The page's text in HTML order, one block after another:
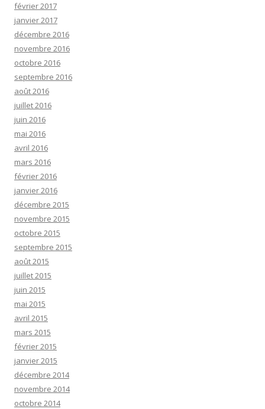
février 2017
janvier 2017
décembre 2016
novembre 2016
octobre 2016
septembre 2016
août 2016
juillet 2016
juin 2016
mai 2016
avril 2016
mars 2016
février 2016
janvier 2016
décembre 2015
novembre 2015
octobre 2015
septembre 2015
août 2015
juillet 2015
juin 2015
mai 2015
avril 2015
mars 2015
février 2015
janvier 2015
décembre 2014
novembre 2014
octobre 2014